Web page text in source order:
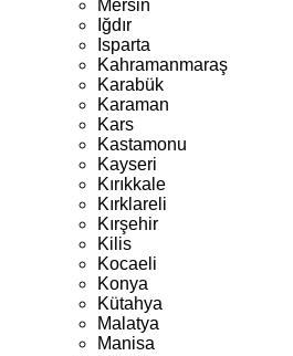
Mersin
Iğdır
Isparta
Kahramanmaraş
Karabük
Karaman
Kars
Kastamonu
Kayseri
Kırıkkale
Kırklareli
Kırşehir
Kilis
Kocaeli
Konya
Kütahya
Malatya
Manisa